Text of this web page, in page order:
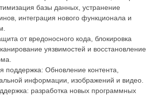
базы данных, устранение
интеграция нового функционала и
от вредоносного кода, блокировка
уязвимостей и восстановление
Обновление контента,
информации, изображений и видео.
разработка новых программных